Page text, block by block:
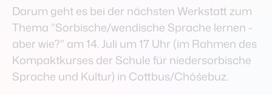
mjazystaw
Team & Gremien
team & gremiuma
Darum geht es bei der nächsten Werkstatt zum
Thema "Sorbische/wendische Sprache lernen -
aber wie?" am 14. Juli um 17 Uhr (im Rahmen des
Kompaktkurses der Schule für niedersorbische
Sprache und Kultur) in Cottbus/Chóśebuz.